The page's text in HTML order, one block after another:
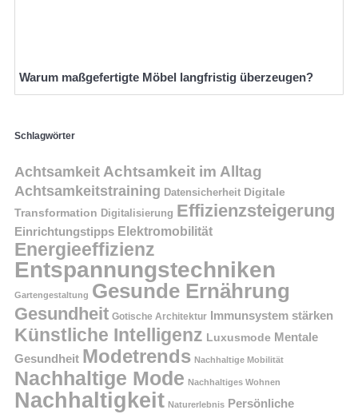
Warum maßgefertigte Möbel langfristig überzeugen?
Schlagwörter
Achtsamkeit Achtsamkeit im Alltag
Achtsamkeitstraining Datensicherheit Digitale
Transformation Digitalisierung Effizienzsteigerung
Einrichtungstipps Elektromobilität
Energieeffizienz
Entspannungstechniken
Gartengestaltung Gesunde Ernährung
Gesundheit Gotische Architektur Immunsystem stärken
Künstliche Intelligenz Luxusmode Mentale
Gesundheit Modetrends Nachhaltige Mobilität
Nachhaltige Mode Nachhaltiges Wohnen
Nachhaltigkeit Naturerlebnis Persönliche